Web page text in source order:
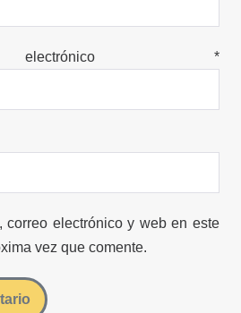
*
correo electrónico y web en este
vez que comente.